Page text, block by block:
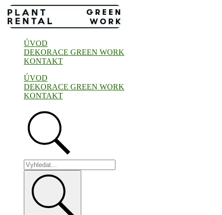
Přejít
obsahu
ÚVOD
DEKORACE GREEN WORK
KONTAKT
ÚVOD
DEKORACE GREEN WORK
KONTAKT